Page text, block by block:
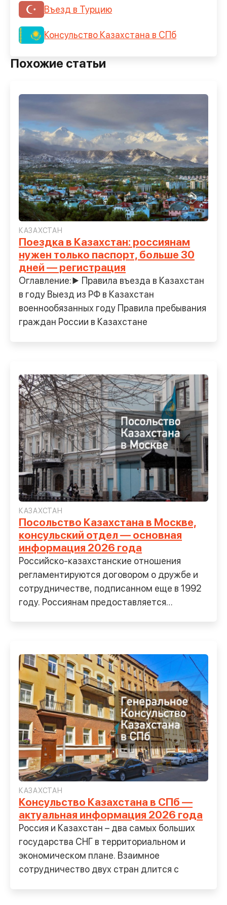
Въезд в Турцию
Консульство Казахстана в СПб
Похожие статьи
КАЗАХСТАН
Поездка в Казахстан: россиянам
нужен только паспорт, больше 30
дней — регистрация
Оглавление:▶ Правила въезда в Казахстан
в году Выезд из РФ в Казахстан
военнообязанных году Правила пребывания
граждан России в Казахстане
КАЗАХСТАН
Посольство Казахстана в Москве,
консульский отдел — основная
информация 2026 года
Российско-казахстанские отношения
регламентируются договором о дружбе и
сотрудничестве, подписанном еще в 1992
году. Россиянам предоставляется
КАЗАХСТАН
Консульство Казахстана в СПб —
актуальная информация 2026 года
Россия и Казахстан – два самых больших
государства СНГ в территориальном и
экономическом плане. Взаимное
сотрудничество двух стран длится с